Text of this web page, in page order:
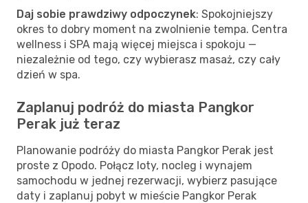
Daj sobie prawdziwy odpoczynek: Spokojniejszy
okres to dobry moment na zwolnienie tempa. Centra
wellness i SPA mają więcej miejsca i spokoju —
niezależnie od tego, czy wybierasz masaż, czy cały
dzień w spa.
Zaplanuj podróż do miasta Pangkor
Perak już teraz
Planowanie podróży do miasta Pangkor Perak jest
proste z Opodo. Połącz loty, nocleg i wynajem
samochodu w jednej rezerwacji, wybierz pasujące
daty i zaplanuj pobyt w mieście Pangkor Perak